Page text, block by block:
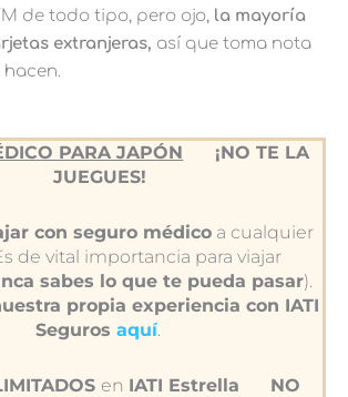
de todo tipo, pero ojo, la mayoría
extranjeras, así que toma nota
PARA JAPÓN
¡NO TE LA
JUEGUES!
con seguro médico a cualquier
de vital importancia para viajar
sabes lo que te pueda pasar).
propia experiencia con IATI
Seguros aquí.
en IATI Estrella
NO